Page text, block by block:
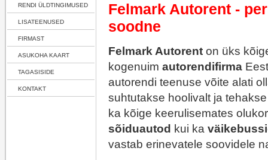
RENDI ÜLDTINGIMUSED
LISATEENUSED
FIRMAST
ASUKOHA KAART
TAGASISIDE
KONTAKT
Felmark Autorent -
soodne
Felmark Autorent on üks
kogenuim autorendifirma
autorendi teenuse võite alati
suhtutakse hoolivalt ja
ka kõige keerulisemates
sõiduautod kui ka
vastab erinevatele soovidele